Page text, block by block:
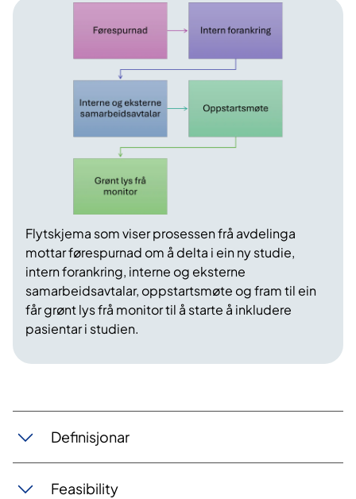
Flytskjema som viser prosessen frå avdelinga
mottar førespurnad om å delta i ein ny studie,
intern forankring, interne og eksterne
samarbeidsavtalar, oppstartsmøte og fram til ein
får grønt lys frå monitor til å starte å inkludere
pasientar i studien.
Definisjonar
Feasibility